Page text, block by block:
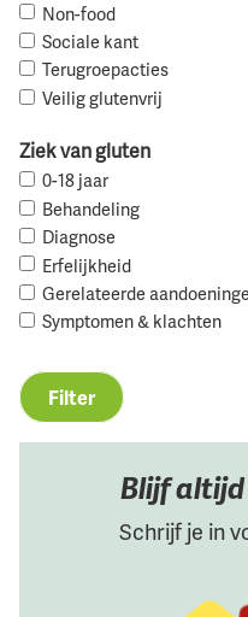
Non-food
Sociale kant
Terugroepacties
Veilig glutenvrij
Ziek van gluten
0-18 jaar
Behandeling
Diagnose
Erfelijkheid
Gerelateerde
Symptomen & klachten
Filter
Blijf altijd
Schrijf je in